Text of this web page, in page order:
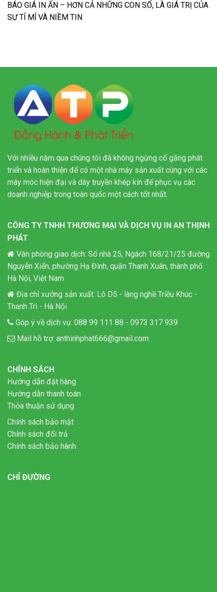
BÁO GIÁ IN ẤN – HƠN CẢ NHỮNG CON SỐ, LÀ GIÁ TRỊ CỦA
SỰ TỈ MỈ VÀ NIỀM TIN
Với nhiều năm qua chúng tôi đã không ngừng cố gắng phát
triển và hoàn thiện để có một nhà máy sản xuất cùng với các
máy móc hiện đại và dây truyền khép kín để phục vụ các
doanh nghiệp trong toàn quốc một cách tốt nhất.
CÔNG TY TNHH THƯƠNG MẠI VÀ DỊCH VỤ IN AN THỊNH
PHÁT
Văn phòng giao dịch: Số nhà 25, Ngách 168/21/25 đường
Nguyễn Xiển, phường Hạ Đình, quận Thanh Xuân, thành phố
Hà Nội, Việt Nam
Địa chỉ xưởng sản xuất: Lô D5 - làng nghề Triều Khúc -
Thanh Trì - Hà Nội
Góp ý về dịch vụ: 088 99 111 88 - 0973 317 939
Mail hỗ trợ: anthinhphat666@gmail.com
CHÍNH SÁCH
Hướng dẫn đặt hàng
Hướng dẫn thanh toán
Thỏa thuận sử dụng
Chính sách bảo mật
Chính sách đổi trả
Chính sách bảo hành
CHỈ ĐƯỜNG